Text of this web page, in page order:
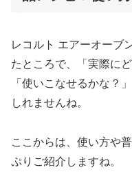
レコルト エアーオーブ
たところで、「実際に
「使いこなせるかな？
しれませんね。
ここからは、使い方や
ぷりご紹介しますね。